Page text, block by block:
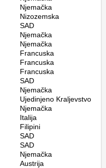
Njemačka
Nizozemska
SAD
Njemačka
Njemačka
Francuska
Francuska
Francuska
SAD
Njemačka
Ujedinjeno Kraljevstvo
Njemačka
Italija
Filipini
SAD
SAD
Njemačka
Austrija